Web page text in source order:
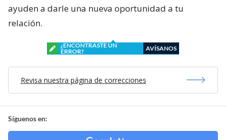
ayuden a darle una nueva oportunidad a tu
relación.
¿ENCONTRASTE UN
ERROR?
AVÍSANOS
Revisa nuestra página de correcciones
Síguenos en: